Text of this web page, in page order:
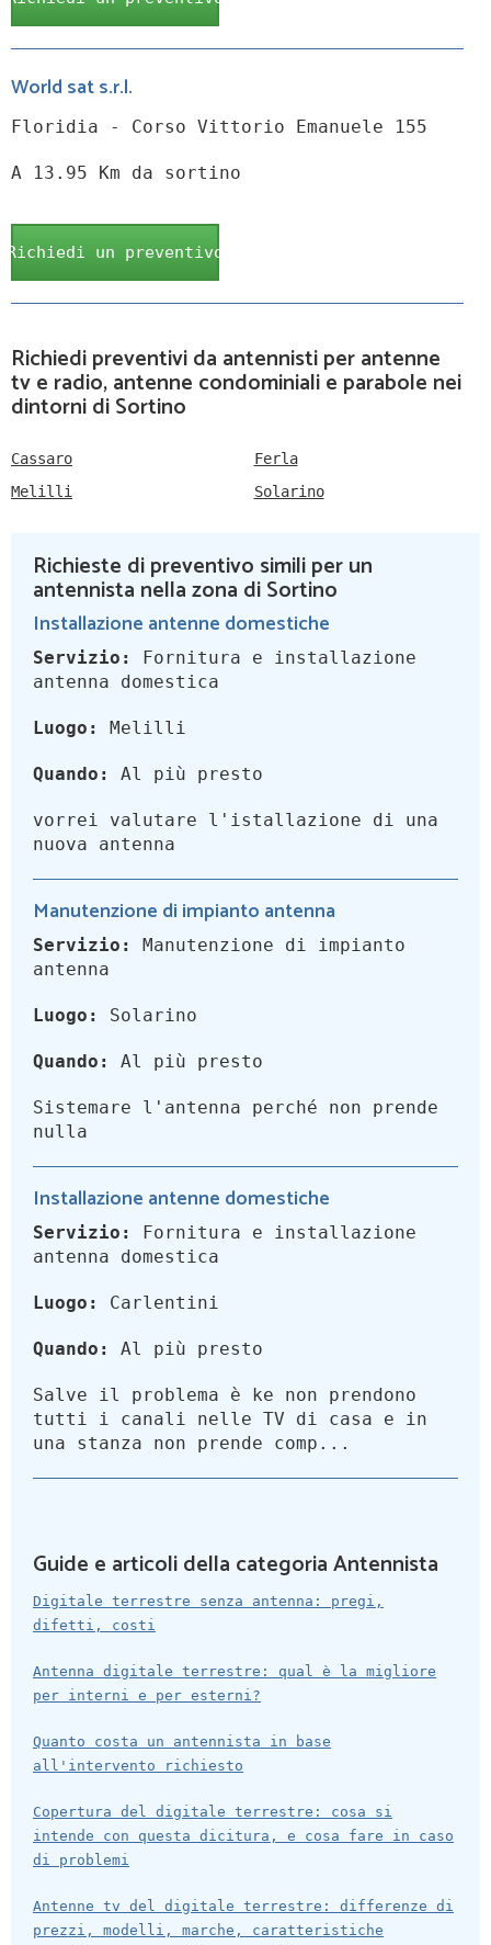
World sat s.r.l.
Floridia - Corso Vittorio Emanuele 155
A 13.95 Km da sortino
Richiedi un preventivo
Richiedi preventivi da antennisti per antenne
tv e radio, antenne condominiali e parabole nei
dintorni di Sortino
Cassaro
Ferla
Melilli
Solarino
Richieste di preventivo simili per un
antennista nella zona di Sortino
Installazione antenne domestiche
Servizio:
Fornitura e installazione
antenna domestica
Luogo: Melilli
Quando: Al più presto
vorrei valutare l'istallazione di una
nuova antenna
Manutenzione di impianto antenna
Servizio:
Manutenzione di impianto
antenna
Luogo: Solarino
Quando: Al più presto
Sistemare l'antenna perché non prende
nulla
Installazione antenne domestiche
Servizio:
Fornitura e installazione
antenna domestica
Luogo: Carlentini
Quando: Al più presto
Salve il problema è ke non prendono
tutti i canali nelle TV di casa e in
una stanza non prende comp...
Guide e articoli della categoria Antennista
Digitale terrestre senza antenna: pregi,
difetti, costi
Antenna digitale terrestre: qual è la migliore
per interni e per esterni?
Quanto costa un antennista in base
all'intervento richiesto
Copertura del digitale terrestre: cosa si
intende con questa dicitura, e cosa fare in caso
di problemi
Antenne tv del digitale terrestre: differenze di
prezzi, modelli, marche, caratteristiche